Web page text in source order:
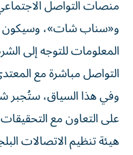
منصات التواصل
و«سناب شات»، وسيكون
المعلومات للتوجه إلى
التواصل مباشرة مع
وفي هذا السياق، ستُجبر
على التعاون مع
هيئة تنظيم الاتصالات